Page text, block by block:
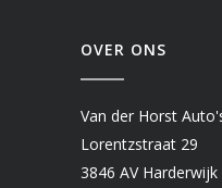
OVER ONS
Van der Horst
Lorentzstraat 29
3846 AV Harderwijk